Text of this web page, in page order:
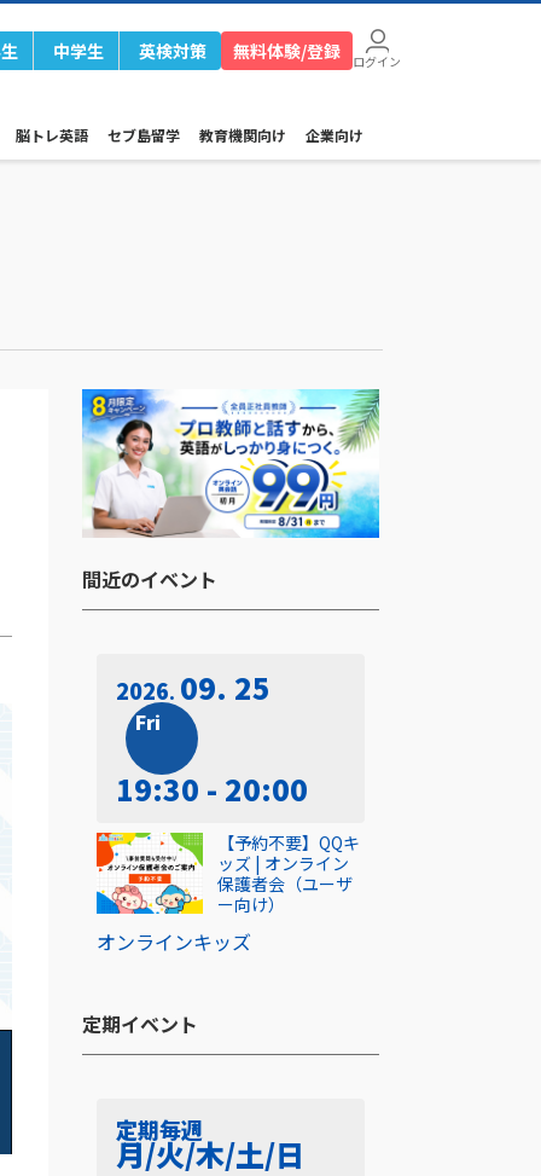
中学生 英検対策 無料体験/登録 ログイン
脳トレ英語 セブ島留学 教育機関向け 企業向け
間近のイベント​
2026 09. 25
Fri
19:30 - 20:00
オンラインキッズ
【予約不要】QQキ
ッズ | オンライン
保護者会（ユーザ
ー向け）
定期イベント​
定期毎週
月/火/木/土/日